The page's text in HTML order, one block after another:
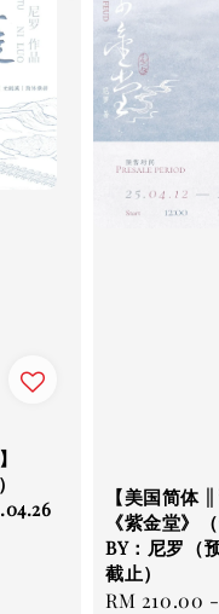
【美国简体 ||
《紫金堂》
BY：尼罗（
截止）
Regular
RM 210.00